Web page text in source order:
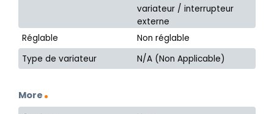
variateur / interrupteur
externe
Réglable
Non réglable
Type de variateur
N/A (Non Applicable)
More